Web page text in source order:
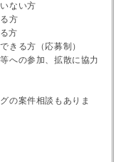
ない方
方
方
きる方（応募制）
への参加、拡散に協力
の案件相談もありま